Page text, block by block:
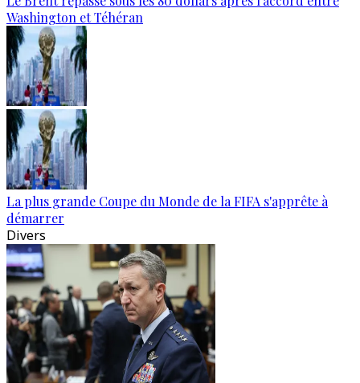
Washington et Téhéran
La plus grande Coupe du Monde de la FIFA s'apprête à
démarrer
Divers